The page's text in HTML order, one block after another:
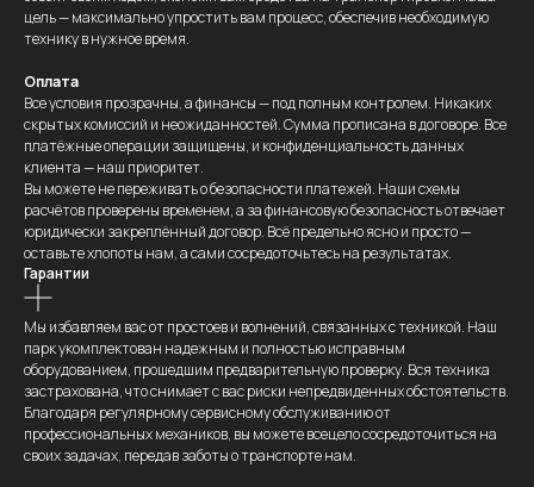
цель — максимально упростить вам процесс, обеспечив необходимую
технику в нужное время.
Оплата
Все условия прозрачны, а финансы — под полным контролем. Никаких
скрытых комиссий и неожиданностей. Сумма прописана в договоре. Все
платёжные операции защищены, и конфиденциальность данных
клиента — наш приоритет.
Вы можете не переживать о безопасности платежей. Наши схемы
расчётов проверены временем, а за финансовую безопасность отвечает
юридически закреплённый договор. Всё предельно ясно и просто —
оставьте хлопоты нам, а сами сосредоточьтесь на результатах.
Гарантии
Мы избавляем вас от простоев и волнений, связанных с техникой. Наш
парк укомплектован надежным и полностью исправным
оборудованием, прошедшим предварительную проверку. Вся техника
застрахована, что снимает с вас риски непредвиденных обстоятельств.
Благодаря регулярному сервисному обслуживанию от
профессиональных механиков, вы можете всецело сосредоточиться на
своих задачах, передав заботы о транспорте нам.